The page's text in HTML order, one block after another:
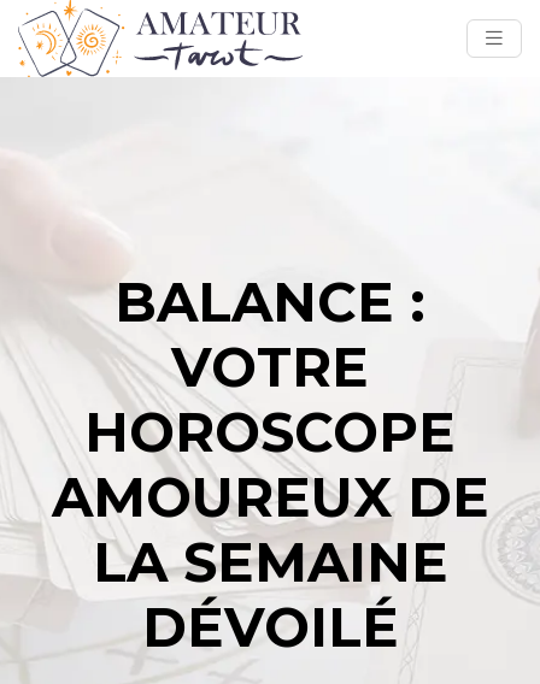
BALANCE :
VOTRE
HOROSCOPE
AMOUREUX DE
LA SEMAINE
DÉVOILÉ